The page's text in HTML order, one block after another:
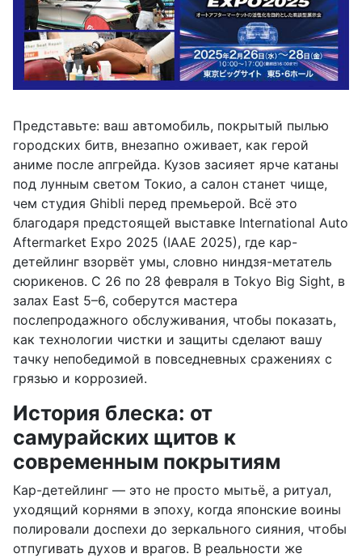
Представьте: ваш автомобиль, покрытый пылью
городских битв, внезапно оживает, как герой
аниме после апгрейда. Кузов засияет ярче катаны
под лунным светом Токио, а салон станет чище,
чем студия Ghibli перед премьерой. Всё это
благодаря предстоящей выставке International Auto
Aftermarket Expo 2025 (IAAE 2025), где кар-
детейлинг взорвёт умы, словно ниндзя-метатель
сюрикенов. С 26 по 28 февраля в Tokyo Big Sight, в
залах East 5–6, соберутся мастера
послепродажного обслуживания, чтобы показать,
как технологии чистки и защиты сделают вашу
тачку непобедимой в повседневных сражениях с
грязью и коррозией.
История блеска: от
самурайских щитов к
современным покрытиям
Кар-детейлинг — это не просто мытьё, а ритуал,
уходящий корнями в эпоху, когда японские воины
полировали доспехи до зеркального сияния, чтобы
отпугивать духов и врагов. В реальности же